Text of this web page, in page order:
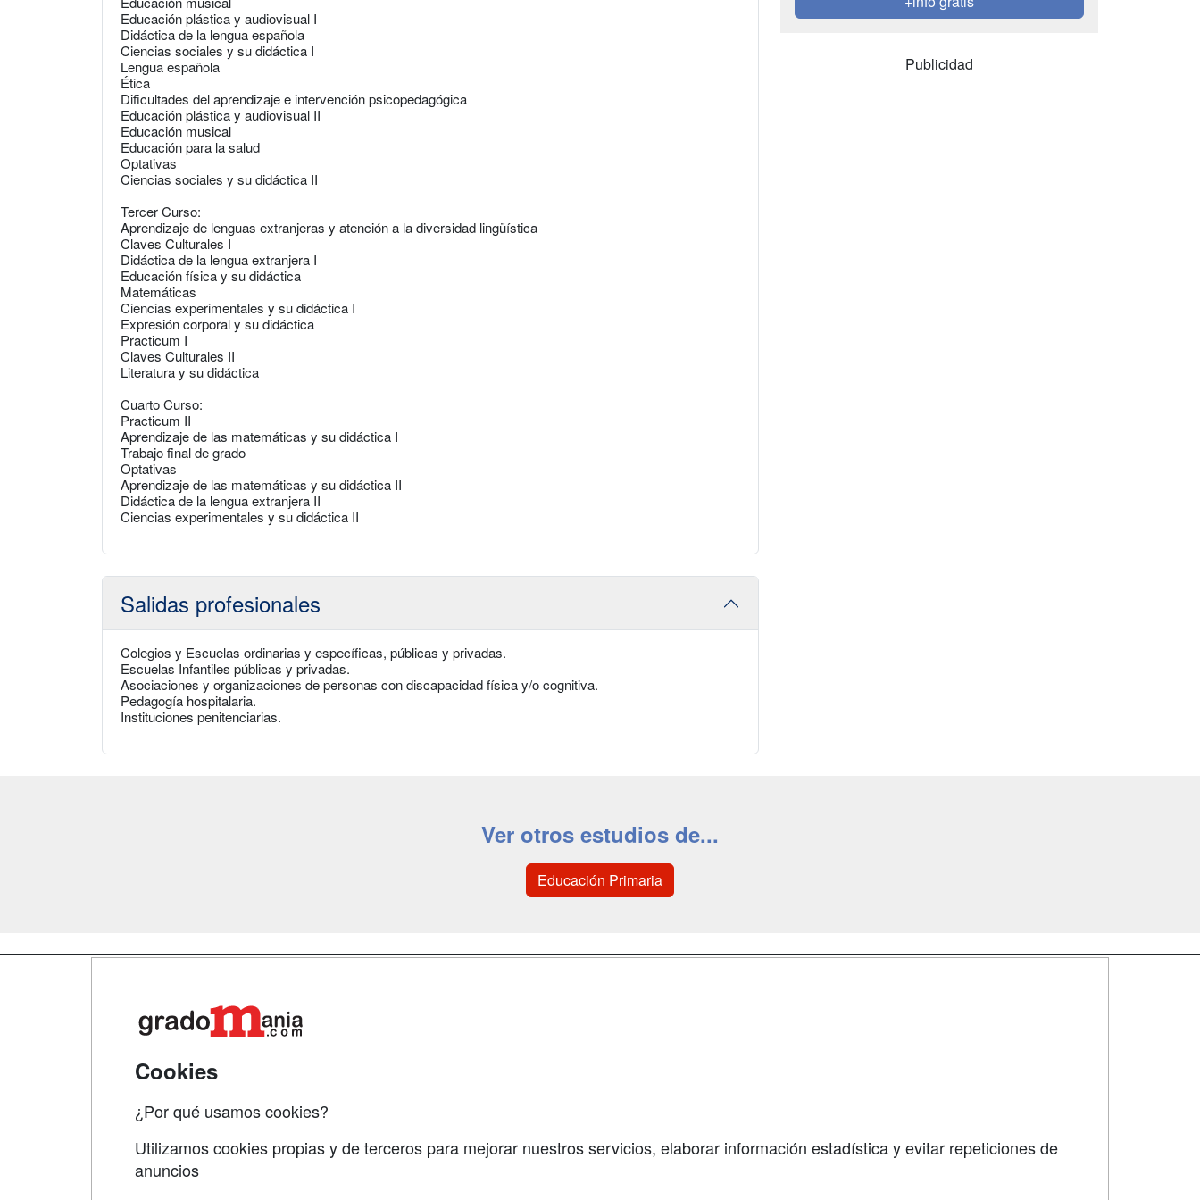
Educación plástica y audiovisual I
Didáctica de la lengua española
Ciencias sociales y su didáctica I
Lengua española
Ética
Dificultades del aprendizaje e intervención psicopedagógica
Educación plástica y audiovisual II
Educación musical
Educación para la salud
Optativas
Ciencias sociales y su didáctica II
Tercer Curso:
Aprendizaje de lenguas extranjeras y atención a la diversidad lingüística
Claves Culturales I
Didáctica de la lengua extranjera I
Educación física y su didáctica
Matemáticas
Ciencias experimentales y su didáctica I
Expresión corporal y su didáctica
Practicum I
Claves Culturales II
Literatura y su didáctica
Cuarto Curso:
Practicum II
Aprendizaje de las matemáticas y su didáctica I
Trabajo final de grado
Optativas
Aprendizaje de las matemáticas y su didáctica II
Didáctica de la lengua extranjera II
Ciencias experimentales y su didáctica II
Salidas profesionales
Colegios y Escuelas ordinarias y específicas, públicas y privadas.
Escuelas Infantiles públicas y privadas.
Asociaciones y organizaciones de personas con discapacidad física y/o cognitiva.
Pedagogía hospitalaria.
Instituciones penitenciarias.
Publicidad
Ver otros estudios de...
Educación Primaria
Cookies
¿Por qué usamos cookies?
Utilizamos cookies propias y de terceros para mejorar nuestros servicios, elaborar información estadística y evitar repeticiones de
anuncios